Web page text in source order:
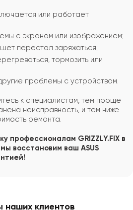
или работает
с экраном или изображением;
перестал заряжаться;
тормозить или
проблемы с устройством.
к специалистам, тем проще
неисправность, и тем ниже
ремонта.
профессионалам GRIZZLY.FIX в
восстановим ваш ASUS
наших клиентов